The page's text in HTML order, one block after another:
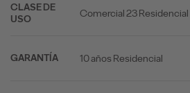
CLASE DE
USO
Comercial 23 Residencial
GARANTÍA 10 años Residencial